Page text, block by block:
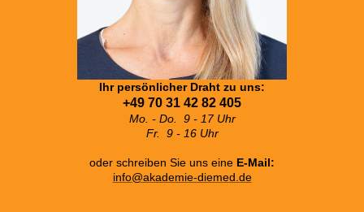
Ihr persönlicher Draht zu uns:
+49 70 31 42 82 405
Mo. - Do. 9 - 17 Uhr
Fr. 9 - 16 Uhr
oder schreiben Sie uns eine E-Mail:
info@akademie-diemed.de